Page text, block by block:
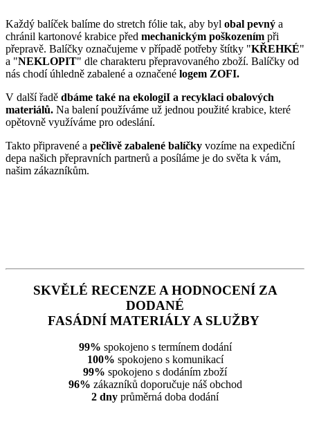
Každý balíček balíme do stretch fólie tak, aby byl obal pevný a
chránil kartonové krabice před mechanickým poškozením při
přepravě. Balíčky označujeme v případě potřeby štítky "KŘEHKÉ"
a "NEKLOPIT" dle charakteru přepravovaného zboží. Balíčky od
nás chodí úhledně zabalené a označené logem ZOFI.
V další řadě dbáme také na ekologiI a recyklaci obalových
materiálů. Na balení používáme už jednou použité krabice, které
opětovně využíváme pro odeslání.
Takto připravené a pečlivě zabalené balíčky vozíme na expediční
depa našich přepravních partnerů a posíláme je do světa k vám,
našim zákazníkům.
SKVĚLÉ RECENZE A HODNOCENÍ ZA
DODANÉ
FASÁDNÍ MATERIÁLY A SLUŽBY
99% spokojeno s termínem dodání
100% spokojeno s komunikací
99% spokojeno s dodáním zboží
96% zákazníků doporučuje náš obchod
2 dny průměrná doba dodání